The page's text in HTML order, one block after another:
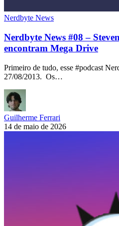
Nerdbyte News
Nerdbyte News #08 –
encontram Mega Drive
Primeiro de tudo, esse #podcast
27/08/2013. Os…
Guilherme Ferrari
14 de maio de 2026